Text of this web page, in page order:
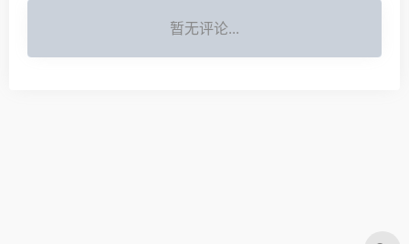
暂无评论...